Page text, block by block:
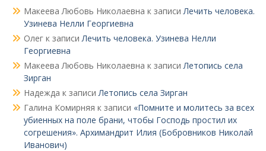
Макеева Любовь Николаевна к записиЛечить человека.
Узинева Нелли Георгиевна
Олег к записиЛечить человека. Узинева Нелли
Георгиевна
Макеева Любовь Николаевна к записиЛетопись села
Зирган
Надежда к записиЛетопись села Зирган
Галина Комирняя к записи «Помните и молитесь за всех
убиенных на поле брани, чтобы Господь простил их
согрешения». Архимандрит Илия (Бобровников Николай
Иванович)